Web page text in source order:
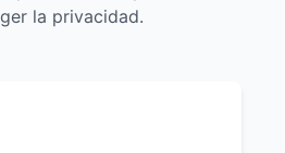
la privacidad.